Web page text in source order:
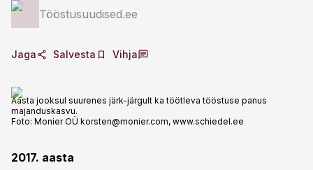
Tööstusuudised.ee
Jaga Salvesta Vihja
Aasta jooksul suurenes järk-järgult ka töötleva tööstuse panus
majanduskasvu.
Foto: Monier OÜ korsten@monier.com, www.schiedel.ee
2017. aasta